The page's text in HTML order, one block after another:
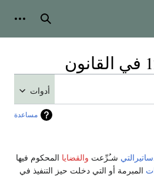
بحث
أدوات
مساعدة
شـُرِّعت والقضايا المحكوم فيها
المبرمة أو التي دخلت حيز التنفيذ في